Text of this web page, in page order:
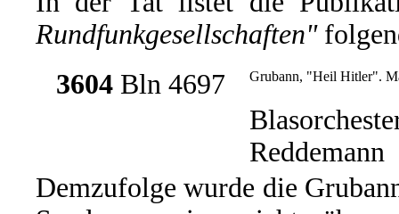
Rundfunkgesellschaften"
3604 Bln 4697 Grubann, "Heil Hitler".
Reddemann
Demzufolge wurde die